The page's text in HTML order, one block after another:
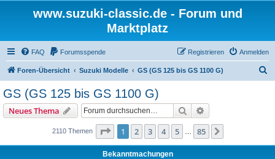
www.suzuki-classic.de - Forum und
Marktplatz
FAQ Forumsspende Anmelden
Registrieren
Foren-Übersicht Suzuki Modelle GS (GS 125 bis GS 1100 G)
GS (GS 125 bis GS 1100 G)
Neues Thema Suche
2110 Themen Seite 1von 85
1 2 3 4 5 85
Bekanntmachungen